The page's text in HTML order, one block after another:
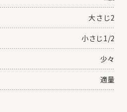
大さじ2
小さじ1/2
少々
適量